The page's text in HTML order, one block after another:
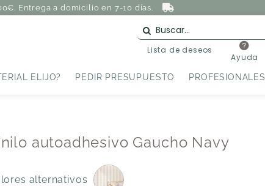
Entrega a domicilio en 7-10 días.
Lista de deseos
Ayuda
ELIJO? PEDIR PRESUPUESTO PROFESIONALES
autoadhesivo Gaucho Navy
alternativos